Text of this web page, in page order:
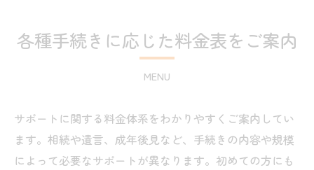
各種手続きに応じた料金表をご案内
MENU
サポートに関する料金体系をわかりやすくご案内してい
ます。相続や遺言、成年後見など、手続きの内容や規模
によって必要なサポートが異なります。初めての方にも